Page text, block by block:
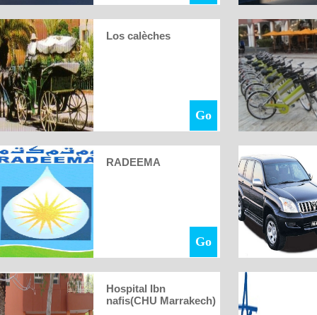
Los calèches
Go
RADEEMA
Go
Hospital Ibn
nafis(CHU Marrakech)